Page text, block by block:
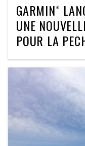
GARMIN®
UNE
POUR LA